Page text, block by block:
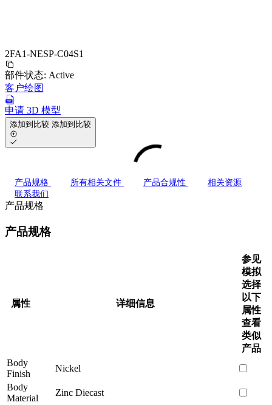
2FA1-NESP-C04S1
部件状态: Active
客户绘图
申请 3D 模型
添加到比较 添加到比较
产品规格 所有相关文件 产品合规性
相关资源
联系我们
产品规格
产品规格
属性 详细信息
参见
模拟
选择
以下
属性
查看
类似
产品
Body
Finish
Nickel
Body
Material
Zinc Diecast